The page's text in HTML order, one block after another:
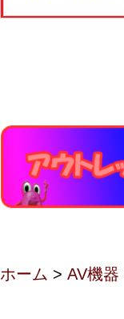
ホーム > AV機器